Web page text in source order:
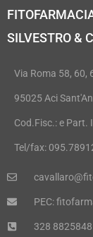
SILVESTRO &
Via Roma 58, 60,
95025 Aci
Cod.Fisc.: e Part.
Tel/fax:
PEC:
328 8825848